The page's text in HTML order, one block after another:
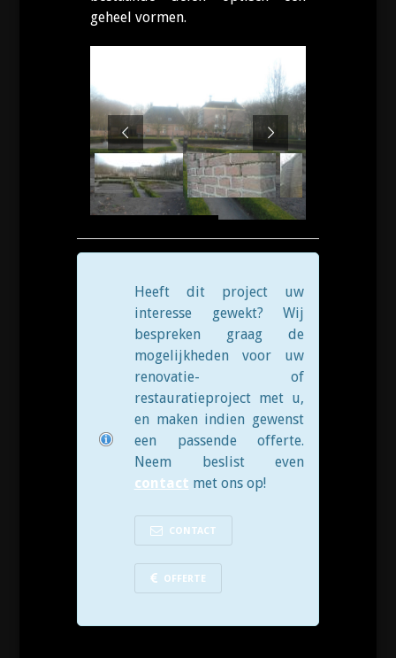
geheel vormen.
Heeft dit project uw
interesse gewekt? Wij
bespreken graag de
mogelijkheden voor uw
renovatie- of
restauratieproject met u,
en maken indien gewenst
een passende offerte.
Neem beslist even
contact met ons op!
CONTACT
OFFERTE